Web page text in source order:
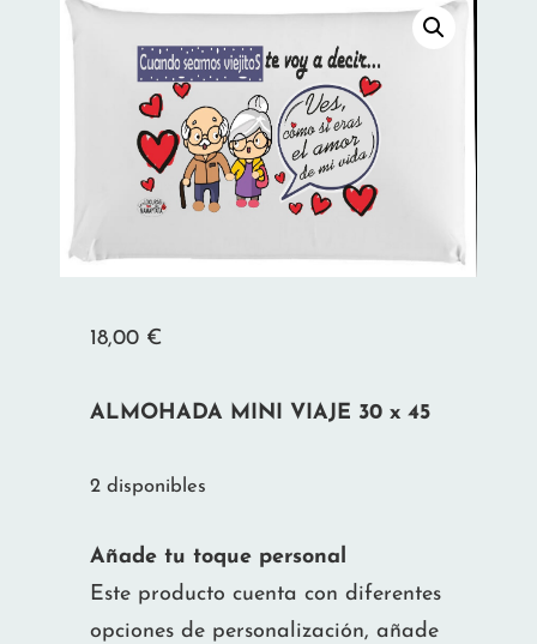
18,00 €
ALMOHADA MINI VIAJE 30 x 45
2 disponibles
Añade tu toque personal
Este producto cuenta con diferentes
opciones de personalización, añade